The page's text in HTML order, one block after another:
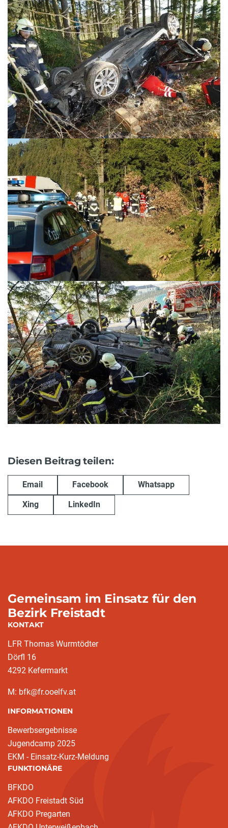
Diesen Beitrag teilen:
Email Facebook Whatsapp
Xing LinkedIn
Gemeinsam im Einsatz für den
Bezirk Freistadt
KONTAKT
LFR Thomas Wurmtödter
Dörfl 16
4292 Kefermarkt
M: bfk@fr.ooelfv.at
INFORMATIONEN
Bewerbsergebnisse
Jugendcamp 2025
EKM - Einsatz-Kurz-Meldung
FUNKTIONÄRE
BFKDO
AFKDO Freistadt Süd
AFKDO Pregarten